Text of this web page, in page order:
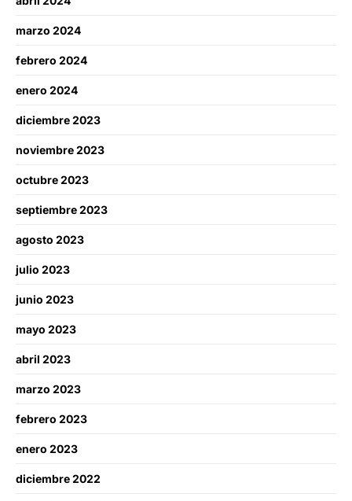
marzo 2024
febrero 2024
enero 2024
diciembre 2023
noviembre 2023
octubre 2023
septiembre 2023
agosto 2023
julio 2023
junio 2023
mayo 2023
abril 2023
marzo 2023
febrero 2023
enero 2023
diciembre 2022